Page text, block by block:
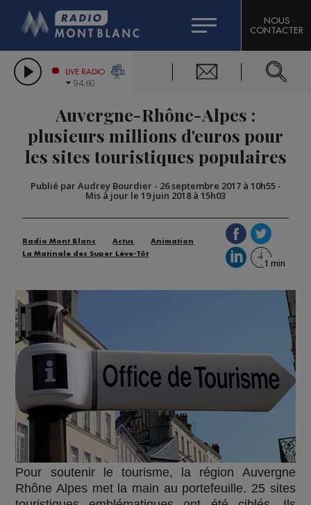
LES CHRONIQUES DE L'EXPERT
CITIZEN MACHINERY
GRAND MASSIF DOMAINES SKIABLES
BIGARD
COMPAGNIE DU MONT-BLANC
NOUS
CONTACTER
LIVE RADIO
94.60
Auvergne-Rhône-Alpes :
plusieurs millions d'euros pour
les sites touristiques populaires
Publié par Audrey Bourdier- 26 septembre 2017 à 10h55-
Mis à jour le 19 juin 2018 à 15h03
Radio Mont Blanc Actus
Animation
La Matinale des Super Lève-Tôt
Pour soutenir le tourisme, la région Auvergne
Rhône Alpes met la main au portefeuille. 25 sites